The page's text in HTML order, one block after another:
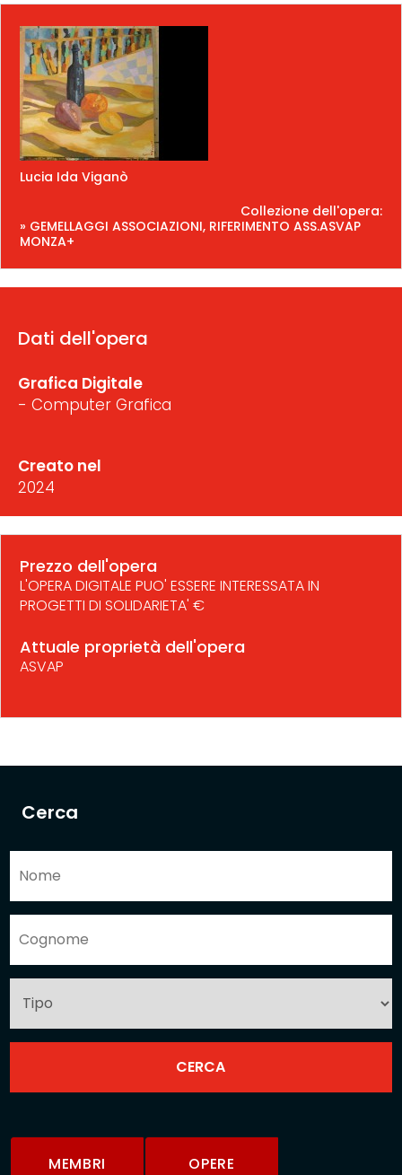
Cerca
MEMBRI OPERE
Lucia Ida Viganò
Collezione dell'opera:
» GEMELLAGGI ASSOCIAZIONI, RIFERIMENTO ASS.ASVAP
MONZA+
Dati dell'opera
Grafica Digitale
- Computer Grafica
Creato nel
2024
Prezzo dell'opera
L'OPERA DIGITALE PUO' ESSERE INTERESSATA IN
PROGETTI DI SOLIDARIETA' €
Attuale proprietà dell'opera
ASVAP